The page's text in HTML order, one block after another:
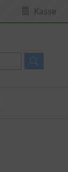
Kasse